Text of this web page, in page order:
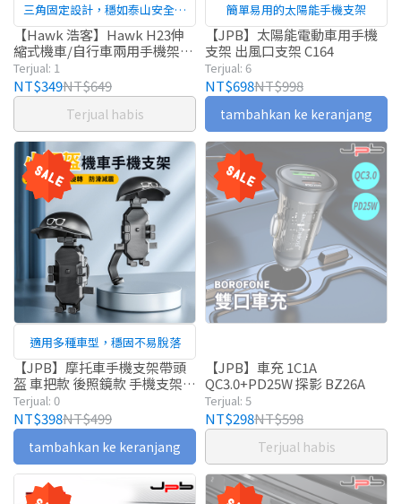
三角固定設計，穩如泰山安全第
一
【Hawk 浩客】Hawk H23伸
縮式機車/自行車兩用手機架
(19-HCM230BK)
Terjual: 1
NT$349NT$649
Terjual habis
簡單易用的太陽能手機支架
【JPB】太陽能電動車用手機
支架 出風口支架 C164
Terjual: 6
NT$698NT$998
tambahkan ke keranjang
適用多種車型，穩固不易脫落
【JPB】摩托車手機支架帶頭
盔 車把款 後照鏡款 手機支架
支架
Terjual: 0
NT$398NT$499
tambahkan ke keranjang
【JPB】車充 1C1A
QC3.0+PD25W 探影 BZ26A
Terjual: 5
NT$298NT$598
Terjual habis